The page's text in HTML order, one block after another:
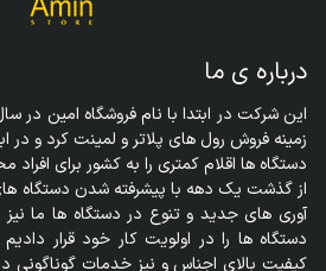
درباره ی ما